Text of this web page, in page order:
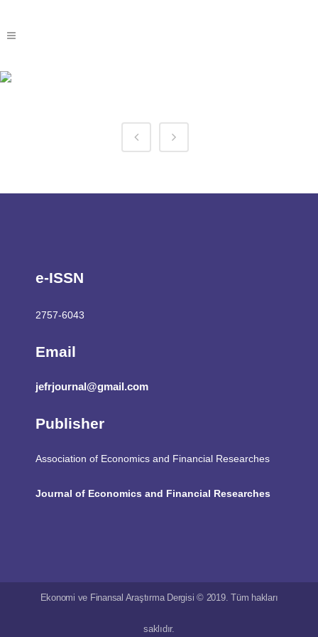
e-ISSN
2757-6043
Email
jefrjournal@gmail.com
Publisher
Association of Economics and Financial Researches
Journal of Economics and Financial Researches
Ekonomi ve Finansal Araştırma Dergisi © 2019. Tüm hakları
saklıdır.